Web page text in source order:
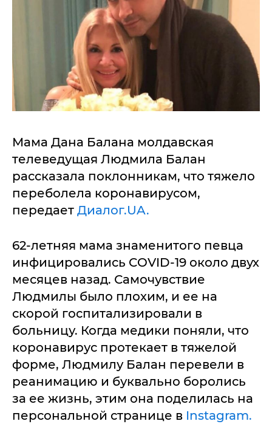
Мама Дана Балана молдавская
телеведущая Людмила Балан
рассказала поклонникам, что тяжело
переболела коронавирусом,
передает Диалог.UA.
62-летняя мама знаменитого певца
инфицировались COVID-19 около двух
месяцев назад. Самочувствие
Людмилы было плохим, и ее на
скорой госпитализировали в
больницу. Когда медики поняли, что
коронавирус протекает в тяжелой
форме, Людмилу Балан перевели в
реанимацию и буквально боролись
за ее жизнь, этим она поделилась на
персональной странице в Instagram.